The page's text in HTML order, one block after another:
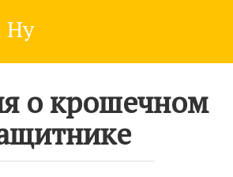
Ну
о крошечном